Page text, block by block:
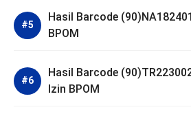
Hasil Barcode
BPOM
Hasil Barcode
Izin BPOM